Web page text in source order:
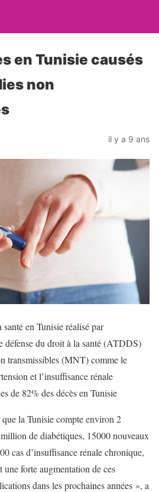
en Tunisie causés
non
il y a 9 ans
en Tunisie réalisé par
défense du droit à la santé (ATDDS)
transmissibles (MNT) comme le
et l’insuffisance rénale
de 82% des décès en Tunisie
la Tunisie compte environ 2
de diabétiques, 15000 nouveaux
cas d’insuffisance rénale chronique,
forte augmentation de ces
dans les prochaines années », a